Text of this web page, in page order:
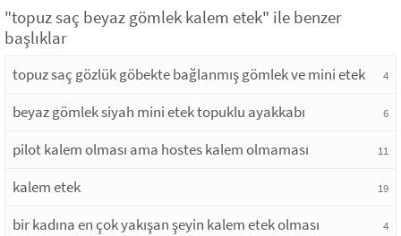
"topuz saç beyaz gömlek kalem etek" ile benzer
başlıklar
topuz saç gözlük göbekte bağlanmış gömlek ve mini etek 4
beyaz gömlek siyah mini etek topuklu ayakkabı 6
pilot kalem olması ama hostes kalem olmaması 11
kalem etek 19
bir kadına en çok yakışan şeyin kalem etek olması 4